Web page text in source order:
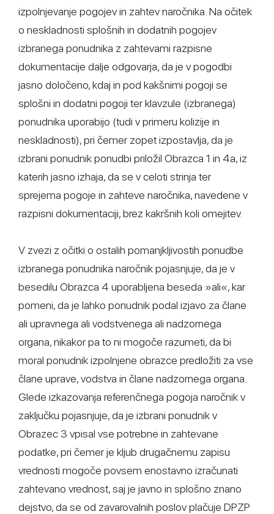
izpolnjevanje pogojev in zahtev naročnika. Na očitek
o neskladnosti splošnih in dodatnih pogojev
izbranega ponudnika z zahtevami razpisne
dokumentacije dalje odgovarja, da je v pogodbi
jasno določeno, kdaj in pod kakšnimi pogoji se
splošni in dodatni pogoji ter klavzule (izbranega)
ponudnika uporabijo (tudi v primeru kolizije in
neskladnosti), pri čemer zopet izpostavlja, da je
izbrani ponudnik ponudbi priložil Obrazca 1 in 4a, iz
katerih jasno izhaja, da se v celoti strinja ter
sprejema pogoje in zahteve naročnika, navedene v
razpisni dokumentaciji, brez kakršnih koli omejitev.
V zvezi z očitki o ostalih pomanjkljivostih ponudbe
izbranega ponudnika naročnik pojasnjuje, da je v
besedilu Obrazca 4 uporabljena beseda »ali«, kar
pomeni, da je lahko ponudnik podal izjavo za člane
ali upravnega ali vodstvenega ali nadzornega
organa, nikakor pa to ni mogoče razumeti, da bi
moral ponudnik izpolnjene obrazce predložiti za vse
člane uprave, vodstva in člane nadzornega organa.
Glede izkazovanja referenčnega pogoja naročnik v
zaključku pojasnjuje, da je izbrani ponudnik v
Obrazec 3 vpisal vse potrebne in zahtevane
podatke, pri čemer je kljub drugačnemu zapisu
vrednosti mogoče povsem enostavno izračunati
zahtevano vrednost, saj je javno in splošno znano
dejstvo, da se od zavarovalnih poslov plačuje DPZP